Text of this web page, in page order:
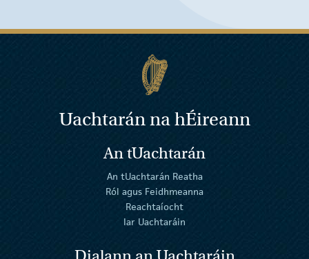
Uachtarán nahÉireann
An tUachtarán
An tUachtarán Reatha
Ról agus Feidhmeanna
Reachtaíocht
Iar Uachtaráin